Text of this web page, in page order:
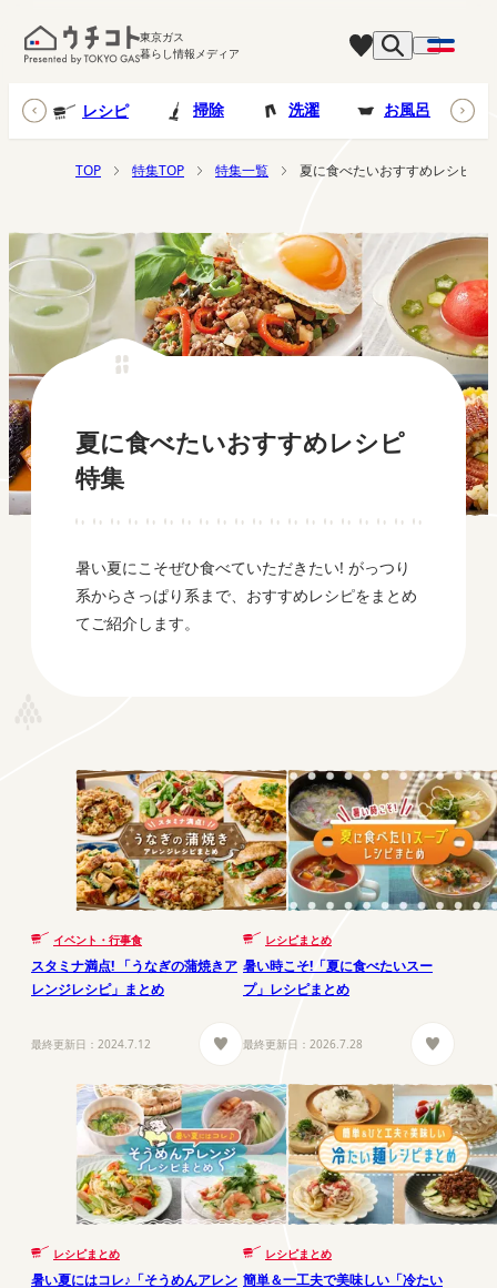
東京ガス
暮らし情報メディア
レシピ 掃除 洗濯 お風呂
TOP 特集TOP 特集一覧 夏に食べたいおすすめレシピ特
夏に食べたいおすすめレシピ
特集
暑い夏にこそぜひ食べていただきたい! がっつり
系からさっぱり系まで、おすすめレシピをまとめ
てご紹介します。
イベント・行事食
スタミナ満点! 「うなぎの蒲焼きア
レンジレシピ」まとめ
最終更新日： 2024.7.12
レシピまとめ
暑い時こそ!「夏に食べたいスー
プ」レシピまとめ
最終更新日： 2026.7.28
レシピまとめ
暑い夏にはコレ♪「そうめんアレン
レシピまとめ
簡単＆一工夫で美味しい「冷たい